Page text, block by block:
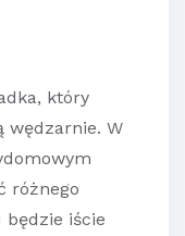
który
wędzarnie. W
różnego
iście